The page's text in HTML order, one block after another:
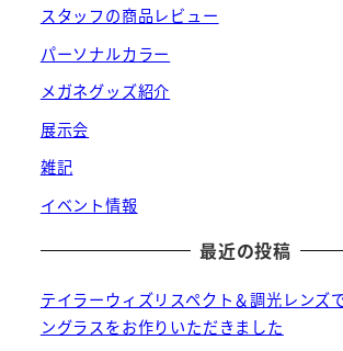
スタッフの商品レビュー
パーソナルカラー
メガネグッズ紹介
展示会
雑記
イベント情報
最近の投稿
テイラーウィズリスペクト＆調光レンズ
ングラスをお作りいただきました